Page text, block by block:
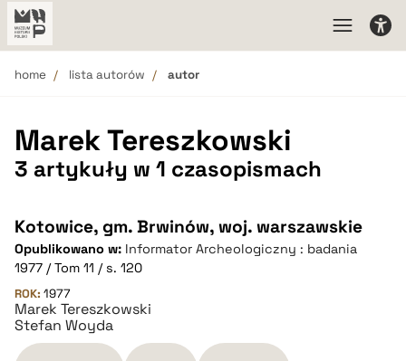
home lista autorów autor
Marek Tereszkowski
3 artykuły w 1 czasopismach
Kotowice, gm. Brwinów, woj. warszawskie
Opublikowano w: Informator Archeologiczny : badania
1977 / Tom 11 / s. 120
ROK: 1977
Marek Tereszkowski
Stefan Woyda